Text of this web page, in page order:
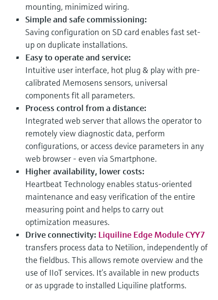
mounting, minimized wiring.
Simple and safe commissioning:
Saving configuration on SD card enables fast set-
up on duplicate installations.
Easy to operate and service:
Intuitive user interface, hot plug & play with pre-
calibrated Memosens sensors, universal
components fit all parameters.
Process control from a distance:
Integrated web server that allows the operator to
remotely view diagnostic data, perform
configurations, or access device parameters in any
web browser - even via Smartphone.
Higher availability, lower costs:
Heartbeat Technology enables status-oriented
maintenance and easy verification of the entire
measuring point and helps to carry out
optimization measures.
Drive connectivity: Liquiline Edge Module CYY7
transfers process data to Netilion, independently of
the fieldbus. This allows remote overview and the
use of IIoT services. It’s available in new products
or as upgrade to installed Liquiline platforms.